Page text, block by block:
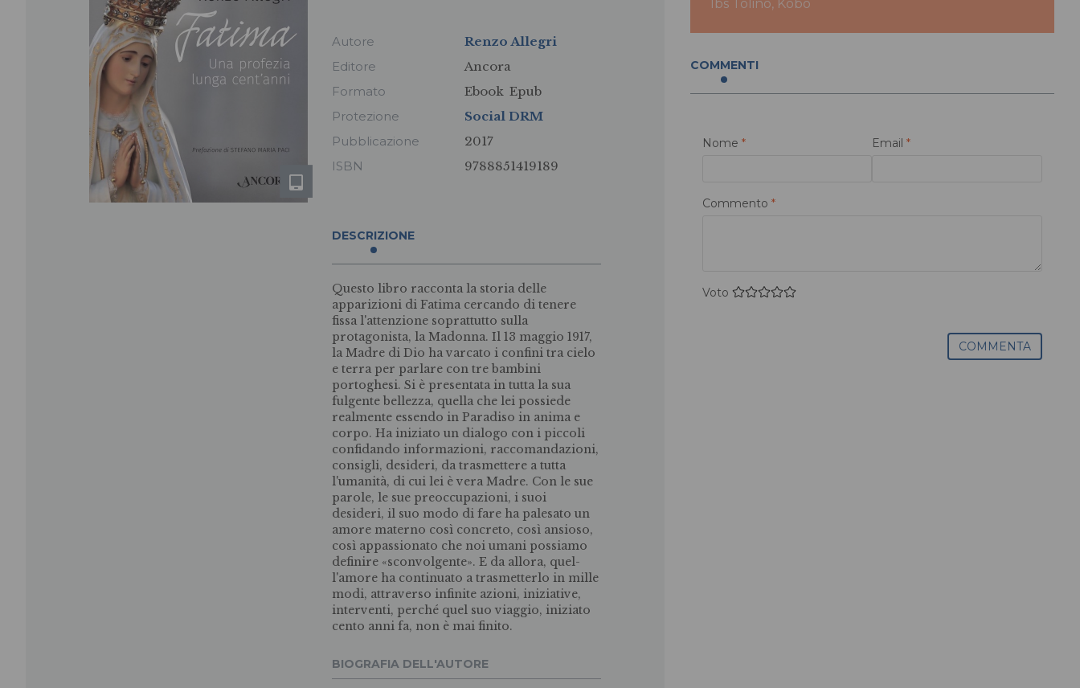
Autore
Renzo Allegri
Editore
Ancora
Formato
Ebook Epub
Protezione
Social DRM
Pubblicazione
2017
ISBN
9788851419189
DESCRIZIONE
Questo libro racconta la storia delle
apparizioni di Fa­tima cercando di tenere
fissa l'attenzione soprattutto sulla
protagonista, la Madonna. Il 13 maggio 1917,
la Madre di Dio ha varcato i confini tra cielo
e terra per parlare con tre bambini
portoghesi. Si è presentata in tutta la sua
fulgente bellezza, quella che lei possiede
realmente essendo in Paradiso in anima e
corpo. Ha iniziato un dialogo con i piccoli
confidando informa­zioni, raccomandazioni,
consigli, desideri, da trasmet­tere a tutta
l'umanità, di cui lei è vera Madre. Con le sue
parole, le sue preoccupazioni, i suoi
desideri, il suo modo di fare ha palesato un
amore materno così con­creto, così ansioso,
così appassionato che noi umani possiamo
definire «sconvolgente». E da allora, quel­
l'amore ha continuato a trasmetterlo in mille
modi, attraverso infinite azioni, iniziative,
interventi, perché quel suo viaggio, iniziato
cento anni fa, non è mai finito.
BIOGRAFIA DELL'AUTORE
Ibs Tolino, Kobo
COMMENTI
Nome * Email*
Commento *
Voto
COMMENTA